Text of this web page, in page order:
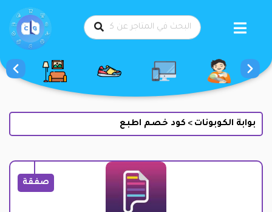
بوابة الكوبونات > كود خصم اطبع
صفقة